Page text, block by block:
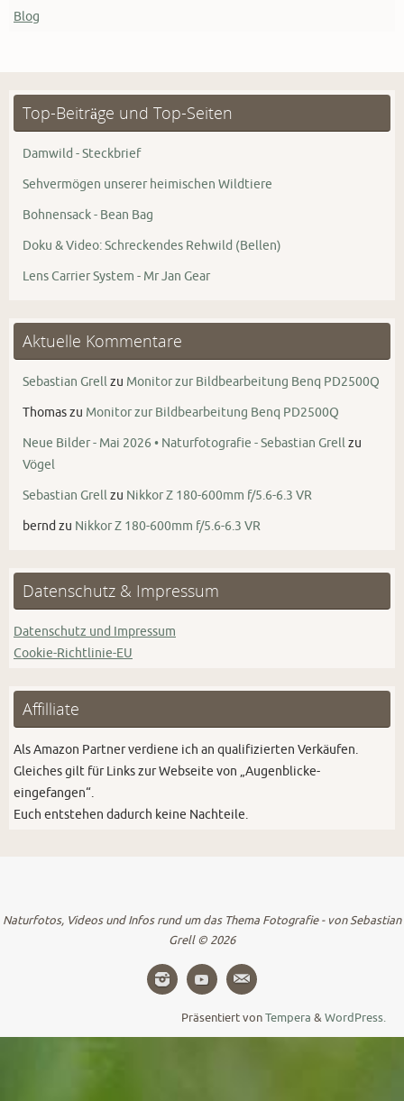
Blog
Top-Beiträge und Top-Seiten
Damwild - Steckbrief
Sehvermögen unserer heimischen Wildtiere
Bohnensack - Bean Bag
Doku & Video: Schreckendes Rehwild (Bellen)
Lens Carrier System - Mr Jan Gear
Aktuelle Kommentare
Sebastian Grellzu Monitor zur Bildbearbeitung Benq PD2500Q
Thomaszu Monitor zur Bildbearbeitung Benq PD2500Q
Neue Bilder - Mai 2026 • Naturfotografie - Sebastian Grellzu
Vögel
Sebastian Grellzu Nikkor Z 180-600mm f/5.6-6.3 VR
bernd zu Nikkor Z 180-600mm f/5.6-6.3 VR
Datenschutz & Impressum
Datenschutz und Impressum
Cookie-Richtlinie-EU
Affilliate
Als Amazon Partner verdiene ich an qualifizierten Verkäufen.
Gleiches gilt für Links zur Webseite von „Augenblicke-
eingefangen“.
Euch entstehen dadurch keine Nachteile.
Naturfotos, Videos und Infos rund um das Thema Fotografie - von Sebastian
Grell © 2026
Präsentiert vonTempera &WordPress.